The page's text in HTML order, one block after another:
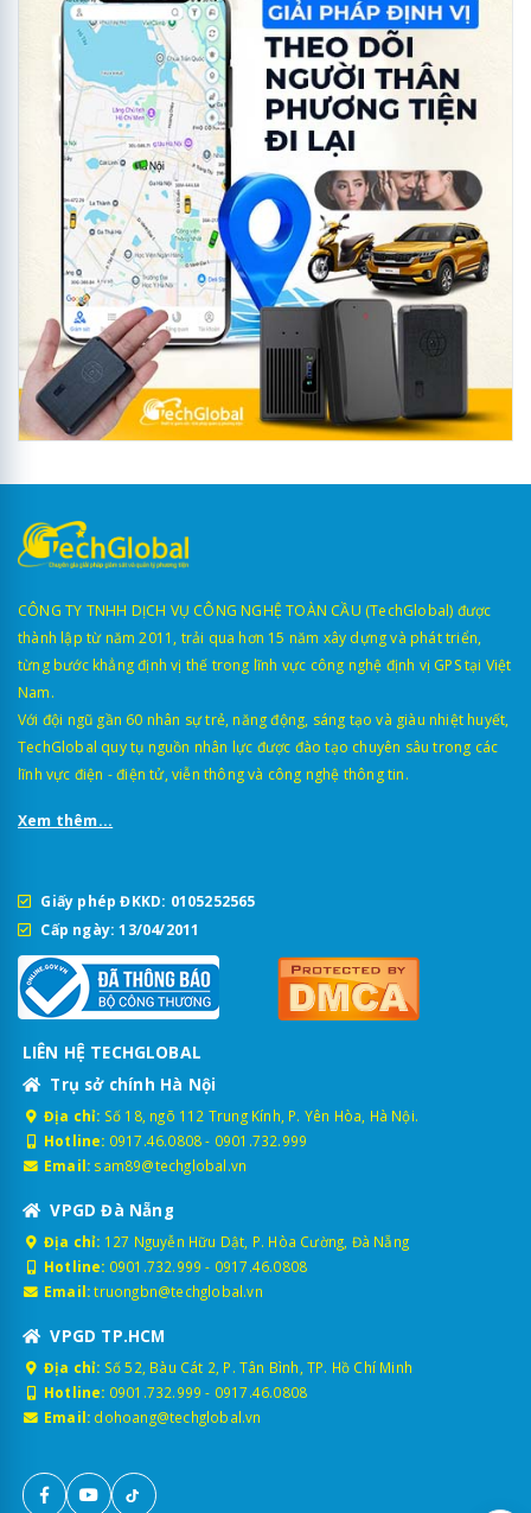
CÔNG TY TNHH DỊCH VỤ CÔNG NGHỆ TOÀN CẦU (TechGlobal) được
thành lập từ năm 2011, trải qua hơn 15 năm xây dựng và phát triển,
từng bước khẳng định vị thế trong lĩnh vực công nghệ định vị GPS tại Việt
Nam.
Với đội ngũ gần 60 nhân sự trẻ, năng động, sáng tạo và giàu nhiệt huyết,
TechGlobal quy tụ nguồn nhân lực được đào tạo chuyên sâu trong các
lĩnh vực điện - điện tử, viễn thông và công nghệ thông tin.
Xem thêm...
Giấy phép ĐKKD: 0105252565
Cấp ngày: 13/04/2011
LIÊN HỆ TECHGLOBAL
Trụ sở chính Hà Nội
Địa chỉ: Số 18, ngõ 112 Trung Kính, P. Yên Hòa, Hà Nội.
Hotline: 0917.46.0808- 0901.732.999
Email: sam89@techglobal.vn
VPGD Đà Nẵng
Địa chỉ: 127 Nguyễn Hữu Dật, P. Hòa Cường, Đà Nẵng
Hotline: 0901.732.999 - 0917.46.0808
Email: truongbn@techglobal.vn
VPGD TP.HCM
Địa chỉ: Số 52, Bàu Cát 2, P. Tân Bình, TP. Hồ Chí Minh
Hotline: 0901.732.999 - 0917.46.0808
Email: dohoang@techglobal.vn